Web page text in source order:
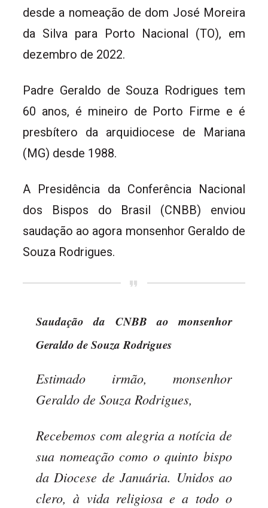
desde a nomeação de dom José Moreira
da Silva para Porto Nacional (TO), em
dezembro de 2022.
Padre Geraldo de Souza Rodrigues tem
60 anos, é mineiro de Porto Firme e é
presbítero da arquidiocese de Mariana
(MG) desde 1988.
A Presidência da Conferência Nacional
dos Bispos do Brasil (CNBB) enviou
saudação ao agora monsenhor Geraldo de
Souza Rodrigues.
Saudação da CNBB ao monsenhor
Geraldo de Souza Rodrigues
Estimado irmão, monsenhor
Geraldo de Souza Rodrigues,
Recebemos com alegria a notícia de
sua nomeação como o quinto bispo
da Diocese de Januária. Unidos ao
clero, à vida religiosa e a todo o